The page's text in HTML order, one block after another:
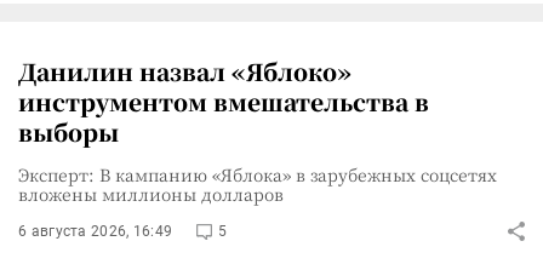
Данилин назвал «Яблоко»
инструментом вмешательства в
выборы
Эксперт: В кампанию «Яблока» в зарубежных соцсетях
вложены миллионы долларов
6 августа 2026, 16:49 5